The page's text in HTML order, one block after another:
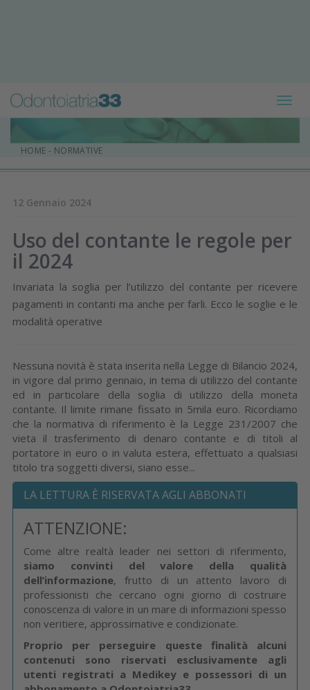
HOME - NORMATIVE
12 Gennaio 2024
Uso del contante le regole per
il 2024
Invariata la soglia per l’utilizzo del contante per ricevere
pagamenti in contanti ma anche per farli. Ecco le soglie e le
modalità operative
Nessuna novità è stata inserita nella Legge di Bilancio 2024,
in vigore dal primo gennaio, in tema di utilizzo del contante
ed in particolare della soglia di utilizzo della moneta
contante. Il limite rimane fissato in 5mila euro. Ricordiamo
che la normativa di riferimento è la Legge 231/2007 che
vieta il trasferimento di denaro contante e di titoli al
portatore in euro o in valuta estera, effettuato a qualsiasi
titolo tra soggetti diversi, siano esse...
LA LETTURA È RISERVATA AGLI ABBONATI
ATTENZIONE:
Come altre realtà leader nei settori di riferimento,
siamo convinti del valore della qualità
dell’informazione, frutto di un attento lavoro di
professionisti che cercano ogni giorno di costruire
conoscenza di valore in un mare di informazioni spesso
non veritiere, approssimative e condizionate.
Proprio per perseguire queste finalità alcuni
contenuti sono riservati esclusivamente agli
utenti registrati a Medikey e possessori di un